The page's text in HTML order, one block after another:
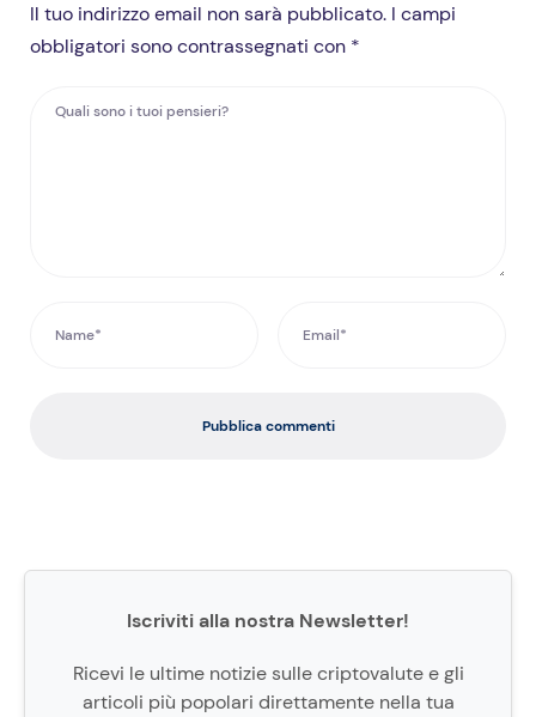
Il tuo indirizzo email non sarà pubblicato. I campi
obbligatori sono contrassegnati con *
Pubblica commenti
Iscriviti alla nostra Newsletter!
Ricevi le ultime notizie sulle criptovalute e gli
articoli più popolari direttamente nella tua